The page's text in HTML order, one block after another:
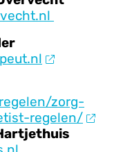
zorg-
regelen/